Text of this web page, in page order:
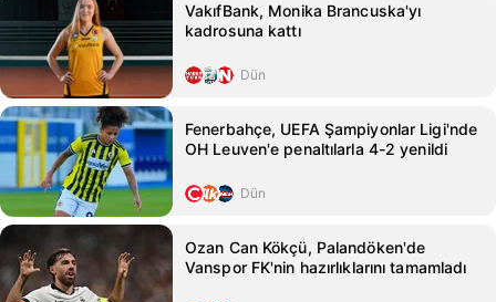
VakıfBank, Monika Brancuska'yı
kadrosuna kattı
Dün
Fenerbahçe, UEFA Şampiyonlar Ligi'nde
OH Leuven'e penaltılarla 4-2 yenildi
Dün
Ozan Can Kökçü, Palandöken'de
Vanspor FK'nin hazırlıklarını tamamladı